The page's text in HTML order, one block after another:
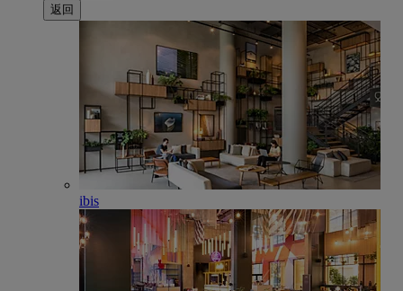
返回
ibis